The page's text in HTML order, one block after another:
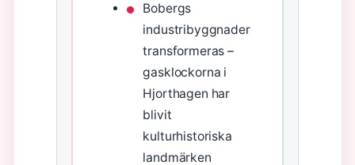
Bobergs
industribyggnader
transformeras –
gasklockorna i
Hjorthagen har
blivit
kulturhistoriska
landmärken